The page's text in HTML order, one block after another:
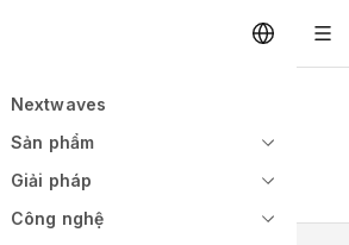
Nextwaves
Sản phẩm
Giải pháp
Công nghệ
dẫn.